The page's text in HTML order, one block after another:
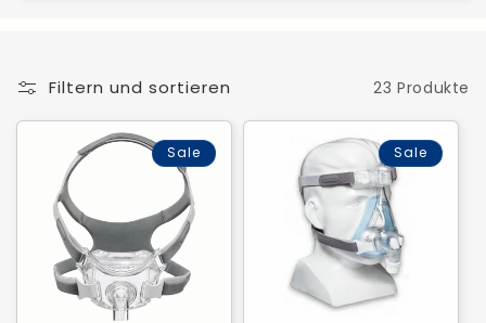
Filtern und sortieren 23 Produkte
Sale Sale